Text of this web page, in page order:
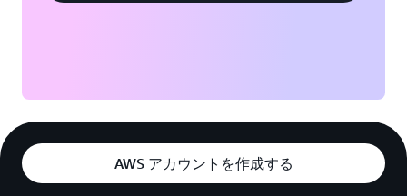
モントリオール、ケベ
ワシントンD.C.
AWS アカウントを作成する